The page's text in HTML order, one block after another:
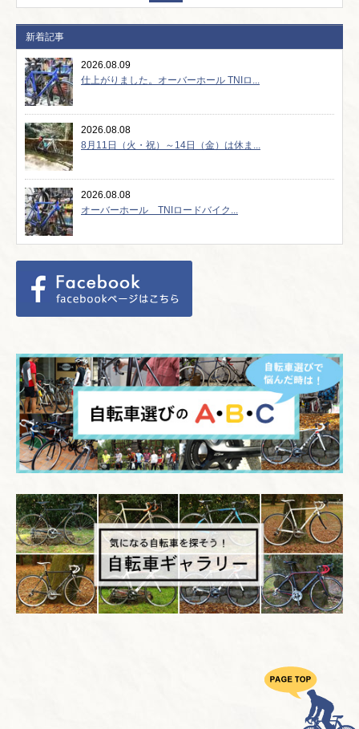
新着記事
2026.08.09
仕上がりました。オーバーホール TNIロ...
2026.08.08
8月11日（火・祝）～14日（金）は休ま...
2026.08.08
オーバーホール TNIロードバイク...